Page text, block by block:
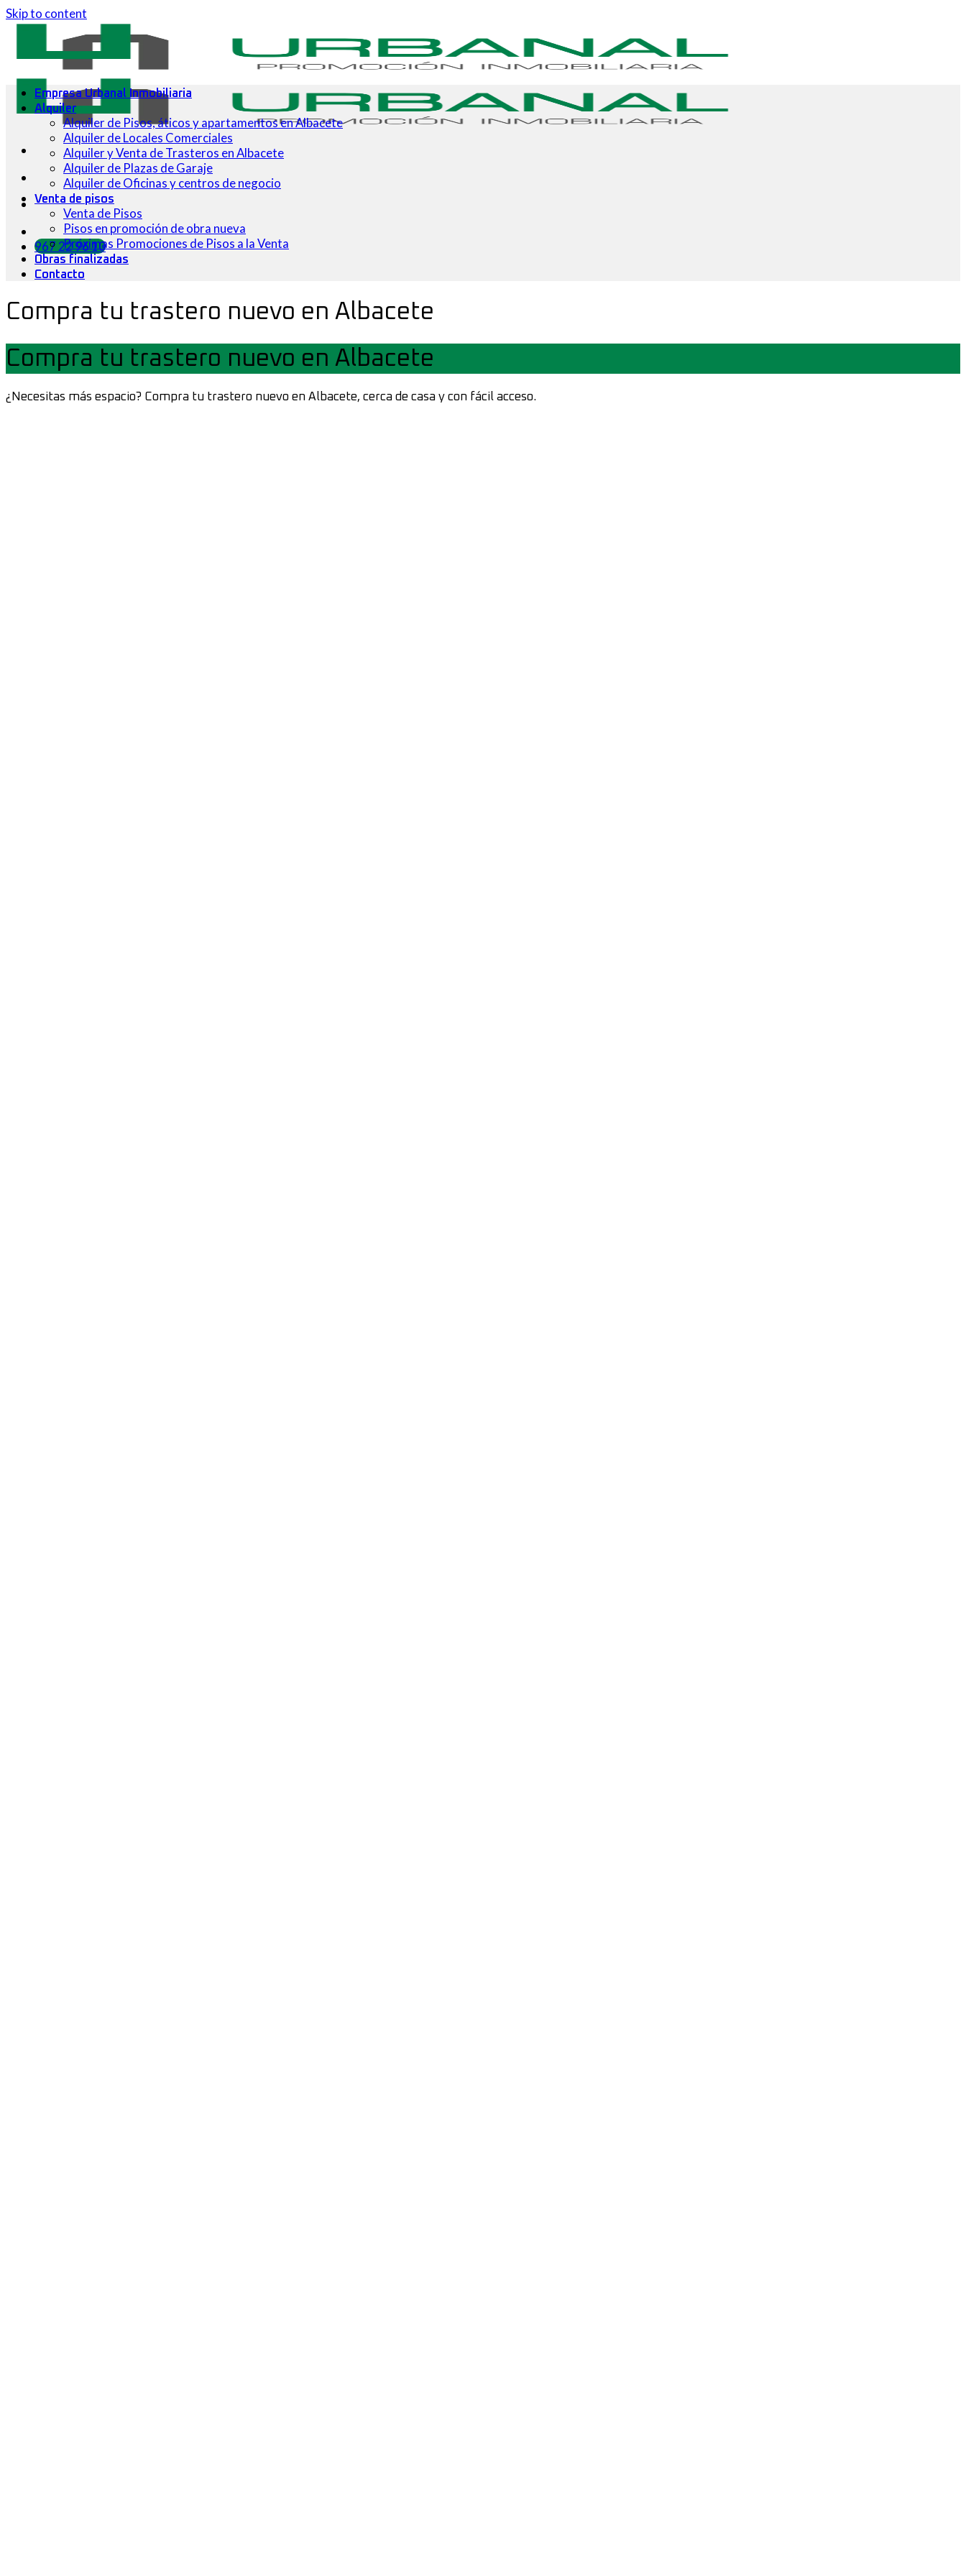
Skip to content
967 22 96 10
Empresa Urbanal Inmobiliaria
Alquiler
Alquiler de Pisos, áticos y apartamentos en Albacete
Alquiler de Locales Comerciales
Alquiler y Venta de Trasteros en Albacete
Alquiler de Plazas de Garaje
Alquiler de Oficinas y centros de negocio
Venta de pisos
Venta de Pisos
Pisos en promoción de obra nueva
Próximas Promociones de Pisos a la Venta
Obras finalizadas
Contacto
Compra tu trastero nuevo en Albacete
Compra tu trastero nuevo en Albacete
¿Necesitas más espacio? Compra tu trastero nuevo en Albacete, cerca de casa y con fácil acceso.